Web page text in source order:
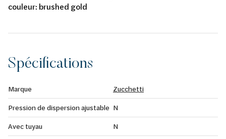
couleur: brushed gold
Spécifications
Marque
Zucchetti
Pression de dispersion ajustable N
Avec tuyau
N